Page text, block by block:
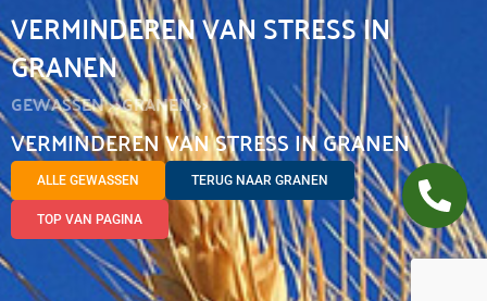
VERMINDEREN VAN STRESS IN
GRANEN
GEWASSEN >>GRANEN >>
VERMINDEREN VAN STRESS IN GRANEN
ALLE GEWASSEN TERUG NAAR GRANEN
TOP VAN PAGINA